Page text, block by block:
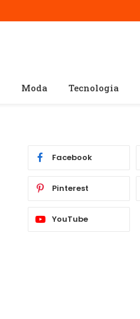
Moda Tecnologia
Facebook
Pinterest
YouTube